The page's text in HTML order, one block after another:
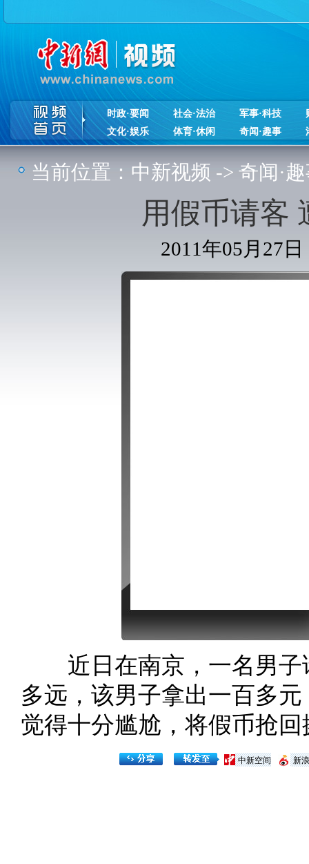
时政·要闻 社会·法治 军事·科技
文化·娱乐
体育·休闲 奇闻·趣事
当前位置： 中新视频 -> 奇闻·
用假币请客
2011年05月27
近日在南京，一名男子
多远，该男子拿出一百多
觉得十分尴尬，将假币抢
新
中新空间